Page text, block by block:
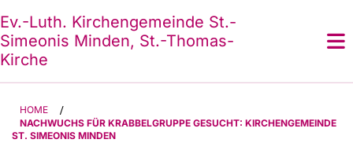
Ev.-Luth. Kirchengemeinde St.-
Simeonis Minden, St.-Thomas-
Kirche
HOME /
NACHWUCHS FÜR KRABBELGRUPPE GESUCHT: KIRCHENGEMEINDE
ST. SIMEONIS MINDEN